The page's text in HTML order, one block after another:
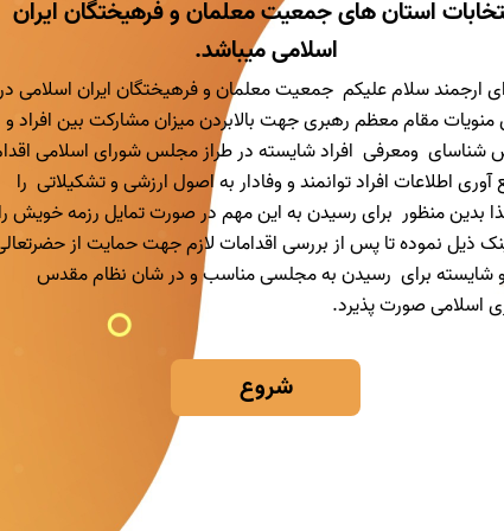
استان های جمعیت معلمان و فرهیختگان ایران
اسلامی میباشد.
ارجمند سلام علیکم جمعیت معلمان و فرهیختگان ایران اسلامی
منویات مقام معظم رهبری جهت بالابردن میزان مشارکت بین افراد و
ومعرفی افراد شایسته در طراز مجلس شورای اسلامی
اطلاعات افراد توانمند و وفادار به اصول ارزشی و تشکیلاتی را
بدین منظور برای رسیدن به این مهم در صورت تمایل رزمه خویش
ذیل نموده تا پس از بررسی اقدامات لازم جهت حمایت از
شایسته برای رسیدن به مجلسی مناسب و در شان نظام مقدس
اسلامی صورت پذیرد.
شروع